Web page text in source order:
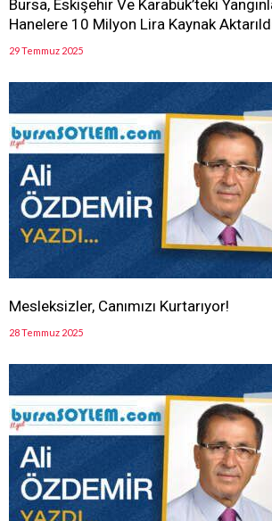
Bursa, Eskişehir Ve Karabük’teki
Hanelere 10 Milyon Lira Kaynak
29 Temmuz 2025
Mesleksizler, Canımızı Kurtarıyor!
28 Temmuz 2025